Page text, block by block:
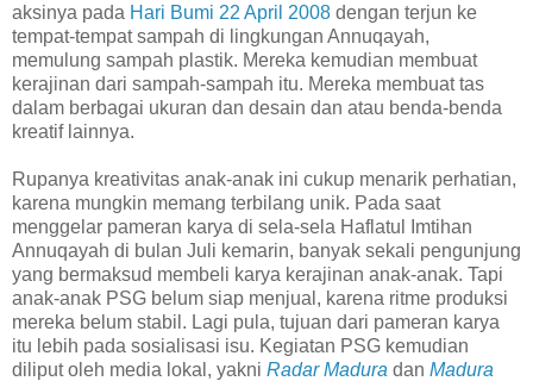
aksinya pada Hari Bumi 22 April 2008 dengan terjun ke
tempat-tempat sampah di lingkungan Annuqayah,
memulung sampah plastik. Mereka kemudian membuat
kerajinan dari sampah-sampah itu. Mereka membuat tas
dalam berbagai ukuran dan desain dan atau benda-benda
kreatif lainnya.
Rupanya kreativitas anak-anak ini cukup menarik perhatian,
karena mungkin memang terbilang unik. Pada saat
menggelar pameran karya di sela-sela Haflatul Imtihan
Annuqayah di bulan Juli kemarin, banyak sekali pengunjung
yang bermaksud membeli karya kerajinan anak-anak. Tapi
anak-anak PSG belum siap menjual, karena ritme produksi
mereka belum stabil. Lagi pula, tujuan dari pameran karya
itu lebih pada sosialisasi isu. Kegiatan PSG kemudian
diliput oleh media lokal, yakni Radar Madura dan Madura